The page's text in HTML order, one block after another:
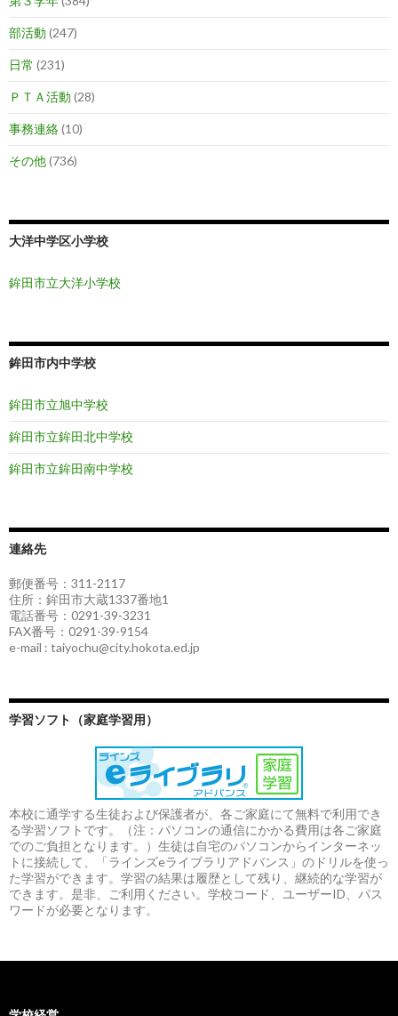
部活動 (247)
日常 (231)
ＰＴＡ活動 (28)
事務連絡(10)
その他(736)
大洋中学区小学校
鉾田市立大洋小学校
鉾田市内中学校
鉾田市立旭中学校
鉾田市立鉾田北中学校
鉾田市立鉾田南中学校
連絡先
郵便番号：311-2117
住所：鉾田市大蔵1337番地1
電話番号：0291-39-3231
FAX番号：0291-39-9154
e-mail : taiyochu@city.hokota.ed.jp
学習ソフト（家庭学習用）
本校に通学する生徒および保護者が、各ご家庭にて無料で利用でき
る学習ソフトです。（注：パソコンの通信にかかる費用は各ご家庭
でのご負担となります。）生徒は自宅のパソコンからインターネッ
トに接続して、「ラインズeライブラリアドバンス」のドリルを使っ
た学習ができます。学習の結果は履歴として残り、継続的な学習が
できます。是非、ご利用ください。学校コード、ユーザーID、パス
ワードが必要となります。